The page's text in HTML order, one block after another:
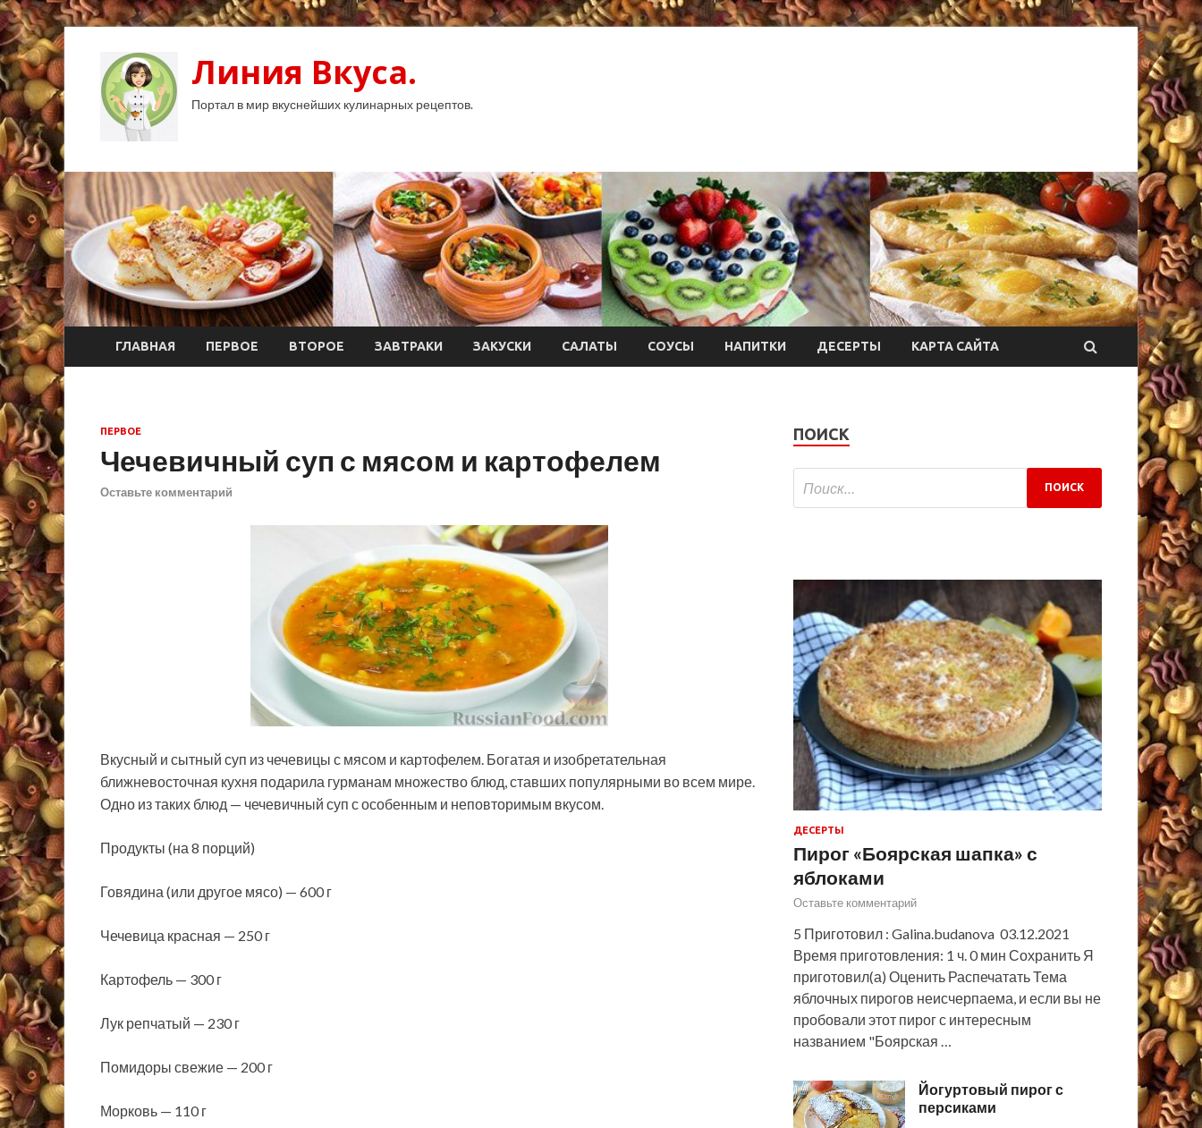
Линия Вкуса.
Портал в мир вкуснейших кулинарных рецептов.
ГЛАВНАЯ ПЕРВОЕ ВТОРОЕ ЗАВТРАКИ ЗАКУСКИ САЛАТЫ СОУСЫ НАПИТКИ ДЕСЕРТЫ КАРТА САЙТА
ПЕРВОЕ
Чечевичный суп с мясом и картофелем
Оставьте комментарий
Вкусный и сытный суп из чечевицы с мясом и картофелем. Богатая и изобретательная
ближневосточная кухня подарила гурманам множество блюд, ставших популярными во всем мире.
Одно из таких блюд — чечевичный суп с особенным и неповторимым вкусом.
Продукты (на 8 порций)
Говядина (или другое мясо) — 600 г
Чечевица красная — 250 г
Картофель — 300 г
Лук репчатый — 230 г
Помидоры свежие — 200 г
Морковь — 110 г
ПОИСК
ДЕСЕРТЫ
Пирог «Боярская шапка» с
яблоками
Оставьте комментарий
5 Приготовил : Galina.budanova 03.12.2021
Время приготовления: 1 ч. 0 мин Сохранить Я
приготовил(а) Оценить Распечатать Тема
яблочных пирогов неисчерпаема, и если вы не
пробовали этот пирог с интересным
названием "Боярская …
Йогуртовый пирог с
персиками